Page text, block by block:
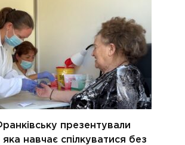
презентували
яка навчає спілкуватися без